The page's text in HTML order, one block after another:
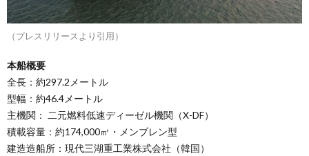
（プレスリリースより引用）
本船概要
全長：約297.2メートル
型幅：約46.4メートル
主機関： 二元燃料低速ディーゼル機関（X-DF）
積載容量：約174,000㎥・メンブレン型
建造造船所：現代三湖重工業株式会社（韓国）